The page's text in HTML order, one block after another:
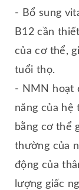
- Bổ sung
B12 cần
của cơ thể,
tuổi thọ.
- NMN hoạt
năng của hệ
bằng cơ thể
thường của
động của
lượng giấc